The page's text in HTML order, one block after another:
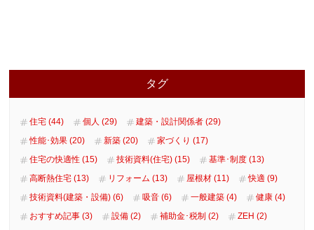
タグ
住宅 (44) 個人 (29)
建築・設計関係者 (29)
性能･効果 (20)
新築 (20)
家づくり (17)
住宅の快適性 (15)
技術資料(住宅) (15)
基準･制度 (13)
高断熱住宅 (13)
リフォーム (13) 屋根材 (11)
快適 (9)
技術資料(建築・設備) (6)
吸音 (6) 一般建築 (4)
健康 (4)
おすすめ記事 (3)
設備 (2) 補助金･税制 (2) ZEH (2)